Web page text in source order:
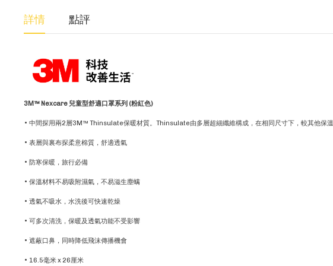
詳情 點評
3M™ Nexcare 兒童型舒適口罩系列 (粉紅色)
• 中間探用兩2層3M™ Thinsulate保暖材質。Thinsulate由多層超細纖維構成，在相同尺寸下，較其他保
• 表層與裏布探柔意棉質，舒適透氣
• 防寒保暖，旅行必備
• 保溫材料不易吸附濕氣，不易滋生塵螨
• 透氣不吸水，水洗後可快速乾燥
• 可多次清洗，保暖及透氣功能不受影響
• 遮蔽口鼻，同時降低飛沫傳播機會
• 16.5毫米 x 26厘米